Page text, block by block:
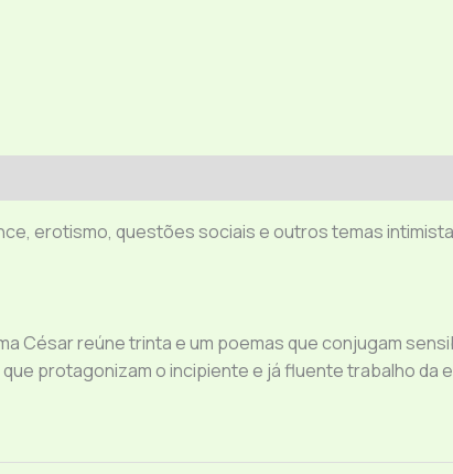
erotismo, questões sociais e outros temas
César reúne trinta e um poemas que conjugam
protagonizam o incipiente e já fluente trabalho da